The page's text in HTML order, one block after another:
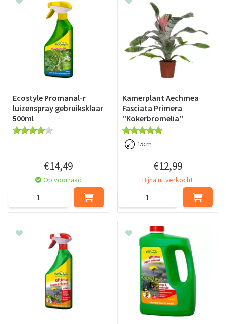
Ecostyle Promanal-r
luizenspray gebruiksklaar
500ml
€14,49
Op voorraad
Kamerplant Aechmea
Fasciata Primera
''Kokerbromelia''
15cm
€12,99
Bijna uitverkocht